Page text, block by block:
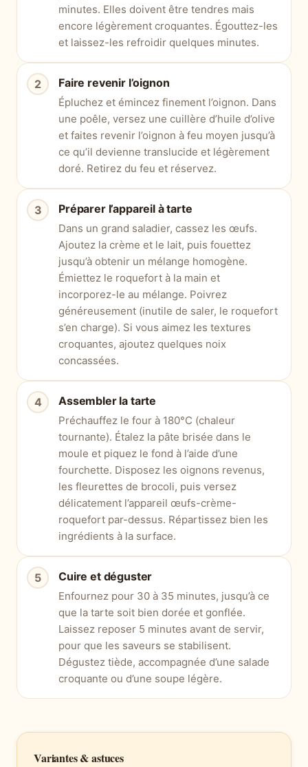
minutes. Elles doivent être tendres mais
encore légèrement croquantes. Égouttez-les
et laissez-les refroidir quelques minutes.
Faire revenir l’oignon
Épluchez et émincez finement l’oignon. Dans
une poêle, versez une cuillère d’huile d’olive
et faites revenir l’oignon à feu moyen jusqu’à
ce qu’il devienne translucide et légèrement
doré. Retirez du feu et réservez.
Préparer l’appareil à tarte
Dans un grand saladier, cassez les œufs.
Ajoutez la crème et le lait, puis fouettez
jusqu’à obtenir un mélange homogène.
Émiettez le roquefort à la main et
incorporez-le au mélange. Poivrez
généreusement (inutile de saler, le roquefort
s’en charge). Si vous aimez les textures
croquantes, ajoutez quelques noix
concassées.
Assembler la tarte
Préchauffez le four à 180°C (chaleur
tournante). Étalez la pâte brisée dans le
moule et piquez le fond à l’aide d’une
fourchette. Disposez les oignons revenus,
les fleurettes de brocoli, puis versez
délicatement l’appareil œufs-crème-
roquefort par-dessus. Répartissez bien les
ingrédients à la surface.
Cuire et déguster
Enfournez pour 30 à 35 minutes, jusqu’à ce
que la tarte soit bien dorée et gonflée.
Laissez reposer 5 minutes avant de servir,
pour que les saveurs se stabilisent.
Dégustez tiède, accompagnée d’une salade
croquante ou d’une soupe légère.
Variantes & astuces